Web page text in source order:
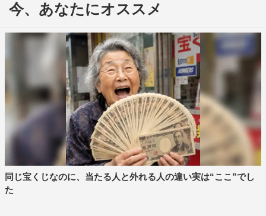
出口夏希
今、あなたにオススメ
同じ宝くじなのに、当たる人と外れる人の違い実は“ここ”でし
た